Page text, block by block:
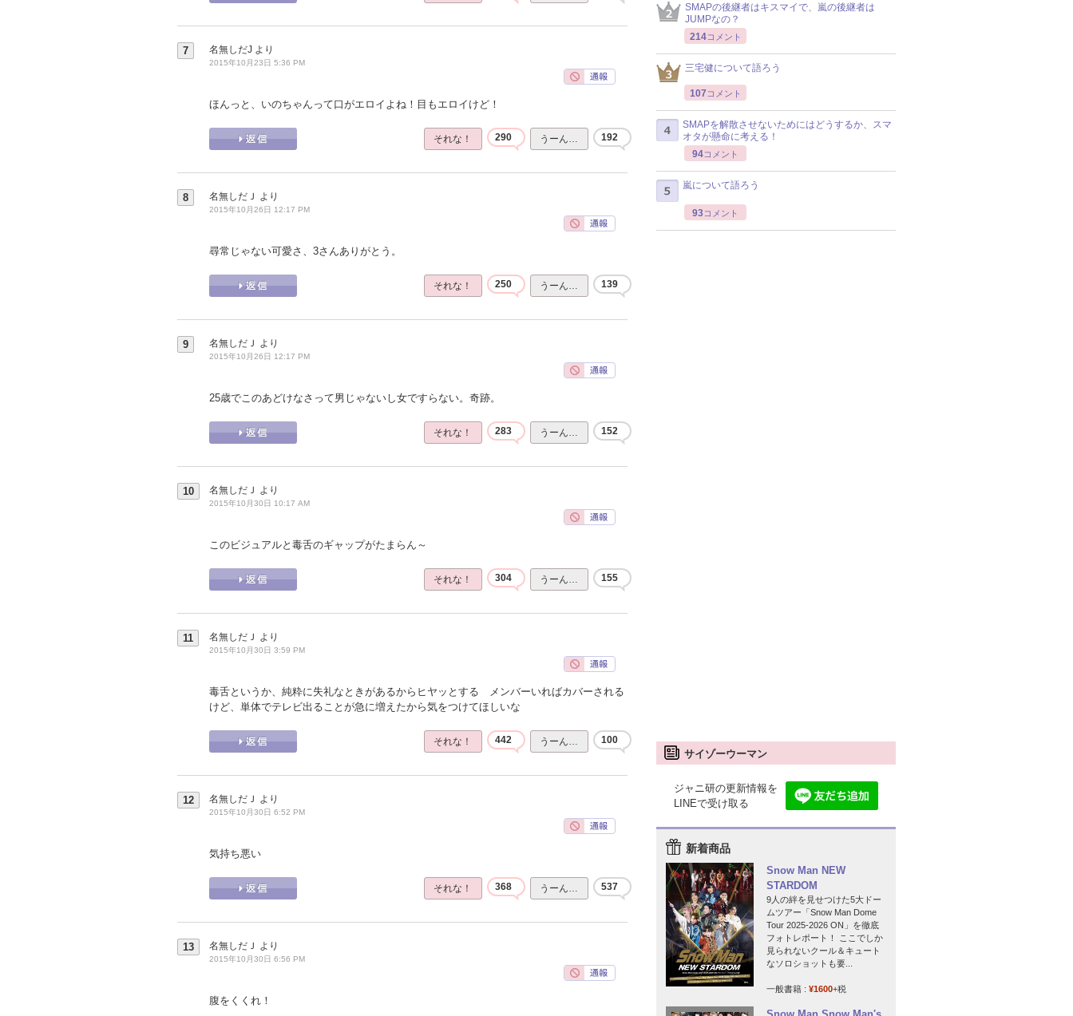
7 名無しだJ より
2015年10月23日 5:36 PM
ほんっと、いのちゃんって口がエロイよね！目もエロイけど！
それな！ 290 うーん… 192
8 名無しだＪ より
2015年10月26日 12:17 PM
尋常じゃない可愛さ、3さんありがとう。
それな！ 250 うーん… 139
9 名無しだＪ より
2015年10月26日 12:17 PM
25歳でこのあどけなさって男じゃないし女ですらない。奇跡。
それな！ 283 うーん… 152
10 名無しだＪ より
2015年10月30日 10:17 AM
このビジュアルと毒舌のギャップがたまらん～
それな！ 304 うーん… 155
11 名無しだＪ より
2015年10月30日 3:59 PM
毒舌というか、純粋に失礼なときがあるからヒヤッとする メンバーいればカバーされる
けど、単体でテレビ出ることが急に増えたから気をつけてほしいな
それな！ 442 うーん… 100
12 名無しだＪ より
2015年10月30日 6:52 PM
気持ち悪い
それな！ 368 うーん… 537
13 名無しだＪ より
2015年10月30日 6:56 PM
腹をくくれ！
SMAPの後継者はキスマイで、嵐の後継者は
JUMPなの？
214コメント
三宅健について語ろう
107 コメント
SMAPを解散させないためにはどうするか、スマ
オタが懸命に考える！
94コメント
嵐について語ろう
93コメント
サイゾーウーマン
ジャニ研の更新情報を
LINEで受け取る
新着商品
Snow Man NEW
STARDOM
9人の絆を見せつけた5大ドー
ムツアー「Snow Man Dome
Tour 2025-2026 ON」を徹底
フォトレポート！ ここでしか
見られないクール＆キュート
なソロショットも要...
一般書籍 : ¥1600+税